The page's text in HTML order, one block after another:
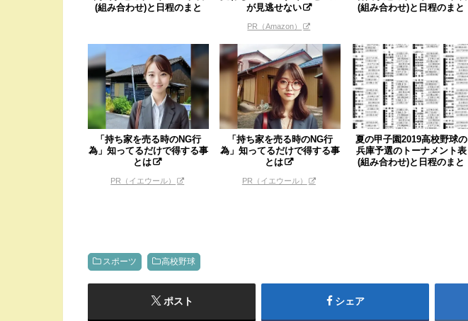
(組み合わせ)と日程のまと
が見逃せない
PR（Amazon）
(組み合わせ)と日程のまと
「持ち家を売る時のNG行
為」知ってるだけで得する事
とは
PR（イエウール）
「持ち家を売る時のNG行
為」知ってるだけで得する事
とは
PR（イエウール）
夏の甲子園2019高校野球の
兵庫予選のトーナメント表
(組み合わせ)と日程のまと
スポーツ 高校野球
ポスト シェア